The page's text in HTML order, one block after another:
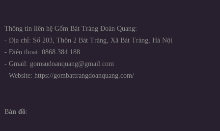
Thông tin liên hệ Gốm Bát Tràng Đoàn Quang:
- Địa chỉ: Số 203, Thôn 2 Bát Tràng, Xã Bát Tràng, Hà Nội
- Điện thoại: 0868.384.188
- Gmail: gomsudoanquang@gmail.com
- Website: https://gombattrangdoanquang.com/
Bản đồ: